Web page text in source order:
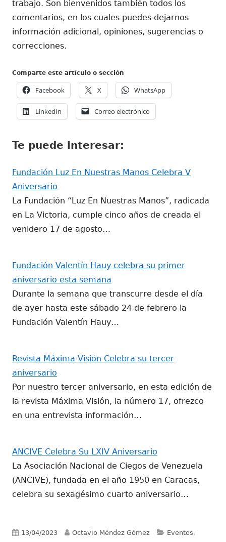
trabajo. Son bienvenidos también todos los
comentarios, en los cuales puedes dejarnos
información adicional, opiniones, sugerencias o
correcciones.
Comparte este artículo o sección
Facebook
en
X
en
una
WhatsApp
en
LinkedIn
en
ventana
Correo electrónico
en
Te puede interesar:
Fundación Luz En Nuestras Manos Celebra V
Aniversario
La Fundación “Luz En Nuestras Manos”, radicada
en La Victoria, cumple cinco años de creada el
venidero 17 de agosto…
Fundación Valentín Hauy celebra su primer
aniversario esta semana
Durante la semana que transcurre desde el día
de ayer hasta este sábado 24 de febrero la
Fundación Valentín Hauy…
Revista Máxima Visión Celebra su tercer
aniversario
Por nuestro tercer aniversario, en esta edición de
la revista Máxima Visión, la número 17, ofrezco
en una entrevista información…
ANCIVE Celebra Su LXIV Aniversario
La Asociación Nacional de Ciegos de Venezuela
(ANCIVE), fundada en el año 1950 en Caracas,
celebra su sexagésimo cuarto aniversario…
Publicado
13/04/2023 Autor
Octavio Méndez Gómez Categorías
Eventos,